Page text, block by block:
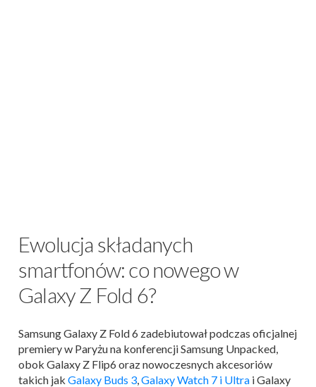
Ewolucja składanych
smartfonów: co nowego w
Galaxy Z Fold 6?
Samsung Galaxy Z Fold 6 zadebiutował podczas oficjalnej
premiery w Paryżu na konferencji Samsung Unpacked,
obok Galaxy Z Flip6 oraz nowoczesnych akcesoriów
takich jak Galaxy Buds 3,Galaxy Watch 7 i Ultra i Galaxy